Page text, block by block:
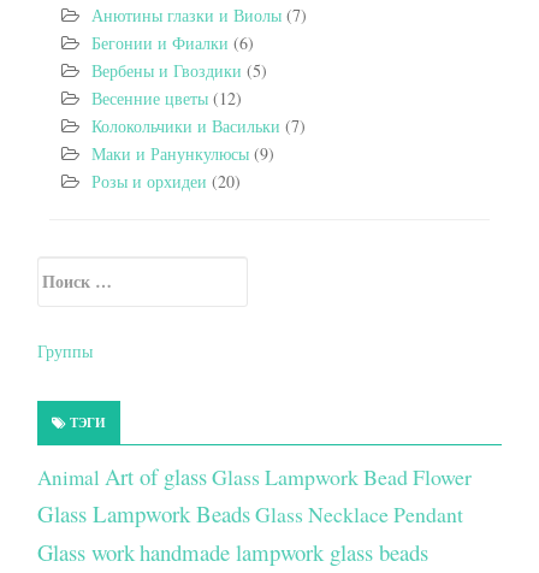
Анютины глазки и Виолы (7)
Бегонии и Фиалки (6)
Вербены и Гвоздики (5)
Весенние цветы (12)
Колокольчики и Васильки (7)
Маки и Ранункулюсы (9)
Розы и орхидеи (20)
Secondary Sidebar
Искать:
Группы
ТЭГИ
Animal Art of glassGlass Lampwork Bead Flower
Glass Lampwork BeadsGlass Necklace Pendant
Glass workhandmade lampwork glass beads